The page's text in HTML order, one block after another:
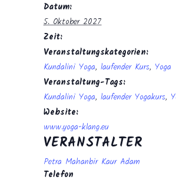
Datum:
5. Oktober 2027
Zeit:
Veranstaltungskategorien:
Kundalini Yoga, laufender Kurs, Yoga
Veranstaltung-Tags:
Kundalini Yoga, laufender Yogakurs,
Website:
www.yoga-klang.eu
VERANSTALTER
Petra Mahanbir Kaur Adam
Telefon